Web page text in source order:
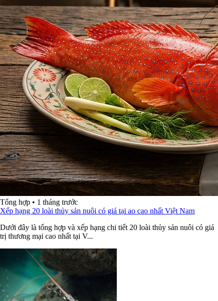
Tổng hợp • 1 tháng trước
Xếp hạng 20 loài thủy sản nuôi có giá tại ao cao nhất Việt Nam
Dưới đây là tổng hợp và xếp hạng chi tiết 20 loài thủy sản nuôi có giá
trị thương mại cao nhất tại V...